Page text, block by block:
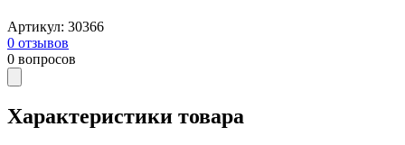
Артикул: 30366
0 отзывов
0 вопросов
Характеристики товара